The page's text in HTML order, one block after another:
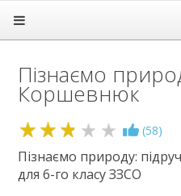
Підручники
1 клас
2 клас
3 клас
4 клас
5 клас
6 клас
Англійська мова
Пізнаємо
Коршевнюк
2.8 (58)
Пізнаємо природу:
для 6-го класу ЗЗСО